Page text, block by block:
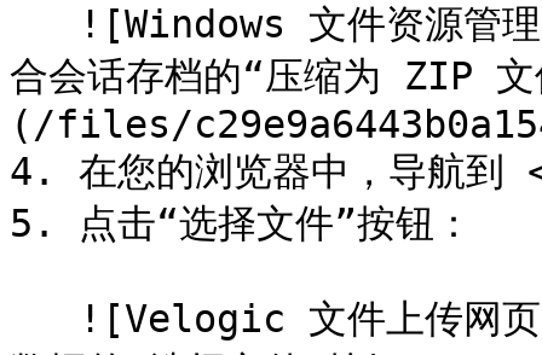
合会话存档的“压缩为 ZIP
(/files/
4. 在您的浏览器中，导
5. 点击“选择文件”按钮：